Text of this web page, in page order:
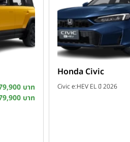
บาท
บาท
Honda Civic
Civic e:HEV EL ปี 2026